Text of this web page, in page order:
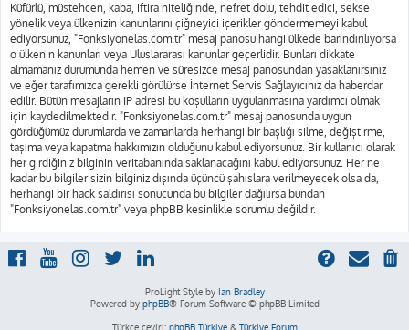
Küfürlü, müstehcen, kaba, iftira niteliğinde, nefret dolu, tehdit edici, sekse
yönelik veya ülkenizin kanunlarını çiğneyici içerikler göndermemeyi kabul
ediyorsunuz, "Fonksiyonelas.com.tr" mesaj panosu hangi ülkede barındırılıyorsa
o ülkenin kanunları veya Uluslararası kanunlar geçerlidir. Bunları dikkate
almamanız durumunda hemen ve süresizce mesaj panosundan yasaklanırsınız
ve eğer tarafımızca gerekli görülürse İnternet Servis Sağlayıcınız da haberdar
edilir. Bütün mesajların IP adresi bu koşulların uygulanmasına yardımcı olmak
için kaydedilmektedir. "Fonksiyonelas.com.tr" mesaj panosunda uygun
gördüğümüz durumlarda ve zamanlarda herhangi bir başlığı silme, değiştirme,
taşıma veya kapatma hakkımızın olduğunu kabul ediyorsunuz. Bir kullanıcı olarak
her girdiğiniz bilginin veritabanında saklanacağını kabul ediyorsunuz. Her ne
kadar bu bilgiler sizin bilginiz dışında üçüncü şahıslara verilmeyecek olsa da,
herhangi bir hack saldırısı sonucunda bu bilgiler dağılırsa bundan
"Fonksiyonelas.com.tr" veya phpBB kesinlikle sorumlu değildir.
ProLight Style by Ian Bradley
Powered by phpBB® Forum Software © phpBB Limited
Türkçe çeviri: phpBB Türkiye& Türkiye Forum